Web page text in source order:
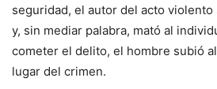
seguridad, el autor del acto
y, sin mediar palabra, mató al
cometer el delito, el hombre subió
lugar del crimen.